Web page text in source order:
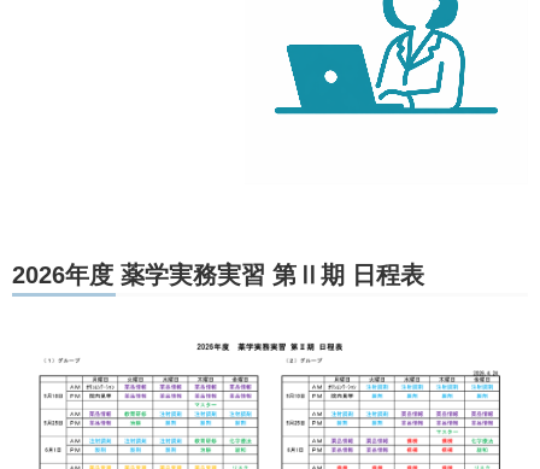
2026年度 薬学実務実習 第Ⅱ期 日程表